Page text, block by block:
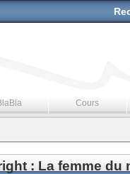
Cours
: La femme du